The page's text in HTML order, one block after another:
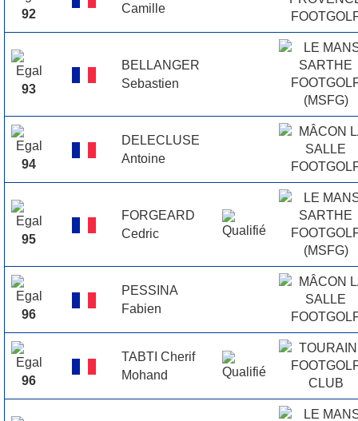
92
Camille
93
BELLANGER
Sebastien
94
DELECLUSE
Antoine
95
FORGEARD
Cedric
96
PESSINA
Fabien
96
TABTI Cherif
Mohand